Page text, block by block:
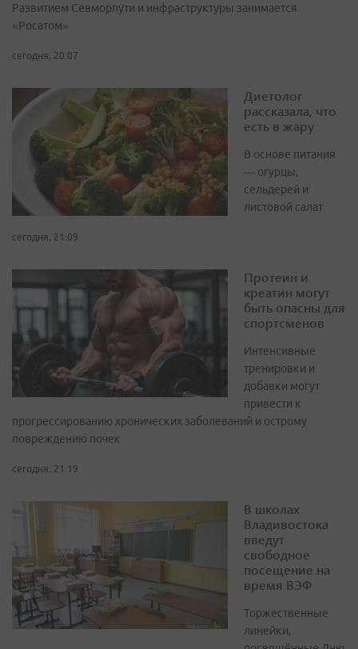
Развитием Севморпути и инфраструктуры занимается
«Росатом»
сегодня, 20:07
Диетолог
рассказала, что
есть в жару
В основе питания
— огурцы,
сельдерей и
листовой салат
сегодня, 21:09
Протеин и
креатин могут
быть опасны для
спортсменов
Интенсивные
тренировки и
добавки могут
привести к
прогрессированию хронических заболеваний и острому
повреждению почек
сегодня, 21:19
В школах
Владивостока
введут
свободное
посещение на
время ВЭФ
Торжественные
линейки,